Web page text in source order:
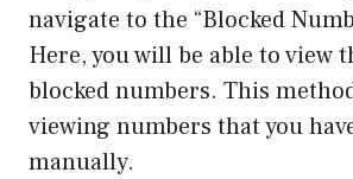
navigate to the “Blocked
Here, you will be able to view
blocked numbers. This
viewing numbers that you
manually.